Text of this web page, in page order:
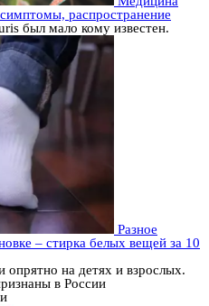
распространение
был мало кому известен.
Разное
– стирка белых вещей за 10
опрятно на детях и взрослых.
в России